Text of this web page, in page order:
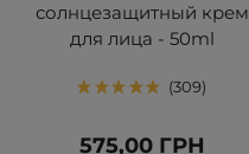
солнцезащитный крем
для лица - 50ml
309
575,00 ГРН